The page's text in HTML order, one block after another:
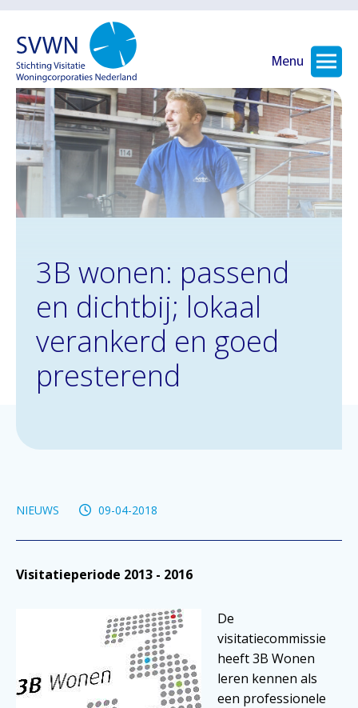
Menu
3B wonen: passend
en dichtbij; lokaal
verankerd en goed
presterend
NIEUWS 09-04-2018
Visitatieperiode 2013 - 2016
De
visitatiecommissie
heeft 3B Wonen
leren kennen als
een professionele